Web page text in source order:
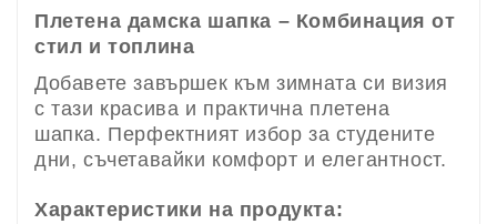
Плетена дамска шапка – Комбинация от
стил и топлина
Добавете завършек към зимната си визия
с тази красива и практична плетена
шапка. Перфектният избор за студените
дни, съчетавайки комфорт и елегантност.
Характеристики на продукта: